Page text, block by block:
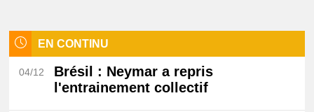
EN CONTINU
04/12 Brésil
: Neymar a repris
l'entrainement collectif